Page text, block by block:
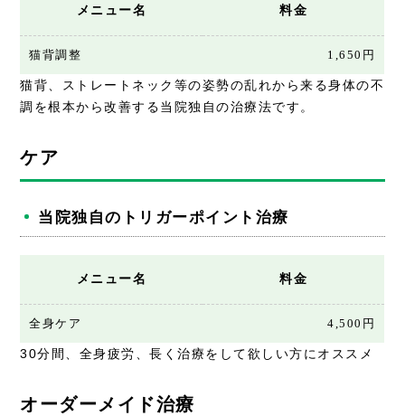
メニュー名 料金
猫背調整 1,650円
猫背、ストレートネック等の姿勢の乱れから来る身体の不
調を根本から改善する当院独自の治療法です。
ケア
当院独自のトリガーポイント治療
メニュー名 料金
全身ケア 4,500円
30分間、全身疲労、長く治療をして欲しい方にオススメ
オーダーメイド治療